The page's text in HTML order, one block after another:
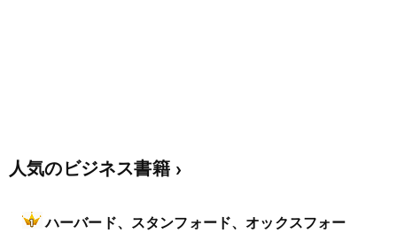
人気のビジネス書籍
ハーバード、スタンフォード、オックスフォー